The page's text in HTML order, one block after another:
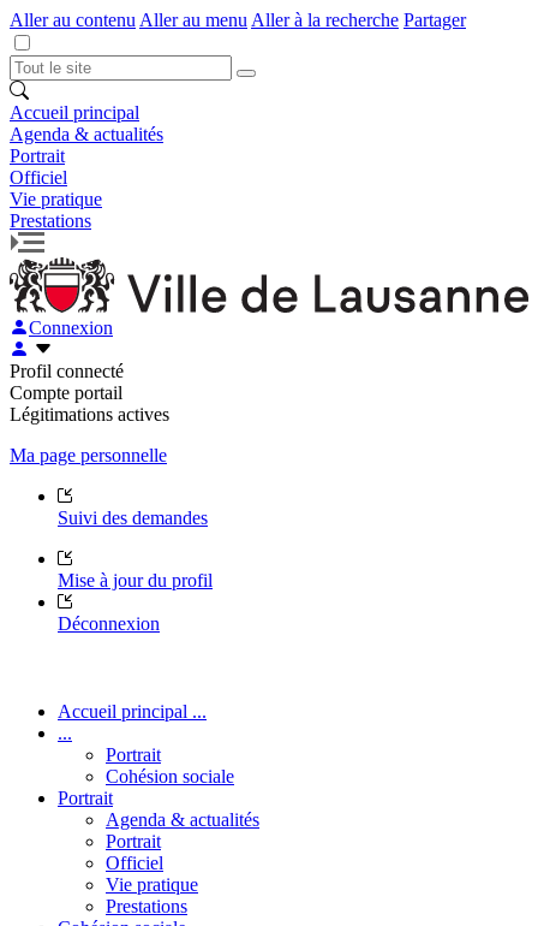
Aller au contenu Aller au menu Aller à la recherche Partager
Accueil principal
Agenda & actualités
Portrait
Officiel
Vie pratique
Prestations
Connexion
Profil connecté
Compte portail
Légitimations actives
Ma page personnelle
Suivi des demandes
Mise à jour du profil
Déconnexion
Accueil principal ...
...
Portrait
Cohésion sociale
Portrait
Agenda & actualités
Portrait
Officiel
Vie pratique
Prestations